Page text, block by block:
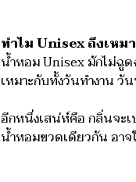
ทำไม Unisex ถึงเหม
น้ำหอม Unisex มักไม่ฉู
เหมาะกับทั้งวันทำงาน
อีกหนึ่งเสน่ห์คือ กลิ่นจะ
น้ำหอมขวดเดียวกัน อา